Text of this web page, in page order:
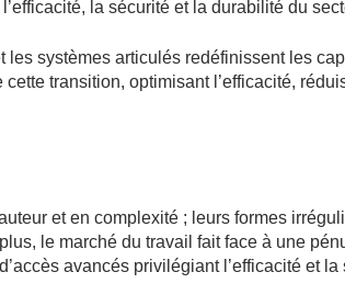
la sécurité et la durabilité du
les systèmes articulés redéfinissent les
transition, optimisant l’efficacité,
et en complexité ; leurs formes
le marché du travail fait face à une
avancés privilégiant l’efficacité et la